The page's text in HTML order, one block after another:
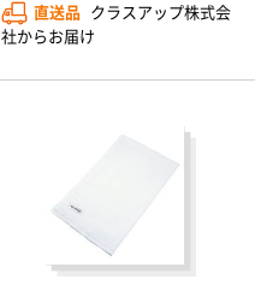
直送品 クラスアップ株式会
社からお届け